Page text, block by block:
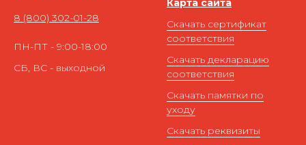
8 (800) 302-01-28
ПН-ПТ - 9:00-18:00
СБ, ВС - выходной
Карта сайта
Скачать сертификат
соответствия
Скачать декларацию
соответствия
Скачать памятки по
уходу
Скачать реквизиты